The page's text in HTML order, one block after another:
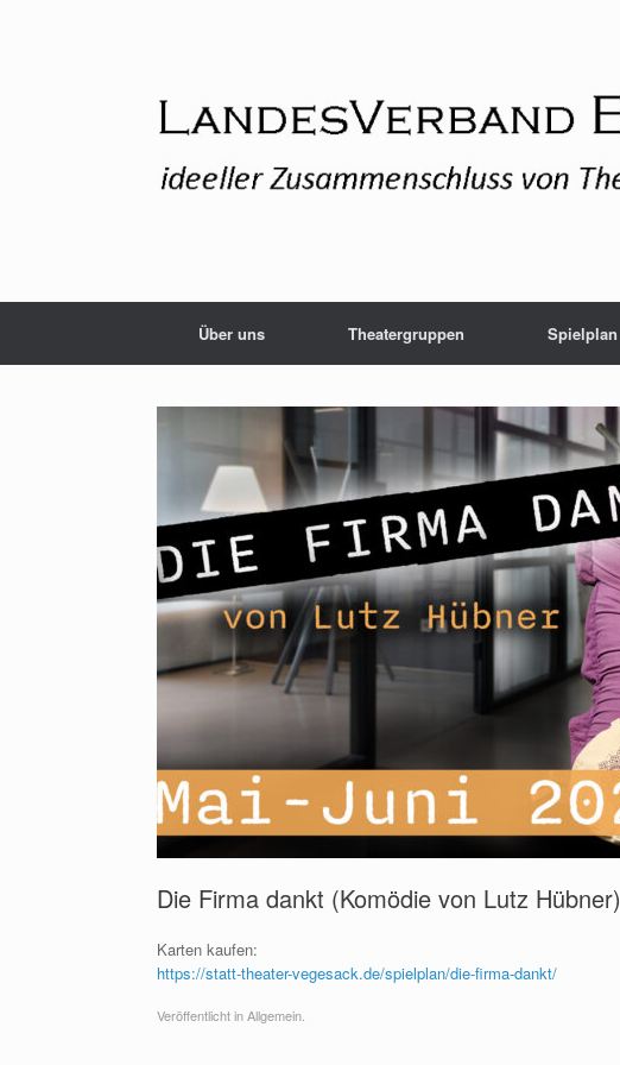
Über uns Theatergruppen Spielplan
Die Firma dankt (Komödie von Lutz Hübner)
Karten kaufen:
https://statt-theater-vegesack.de/spielplan/die-firma-dankt/
Veröffentlicht in Allgemein.